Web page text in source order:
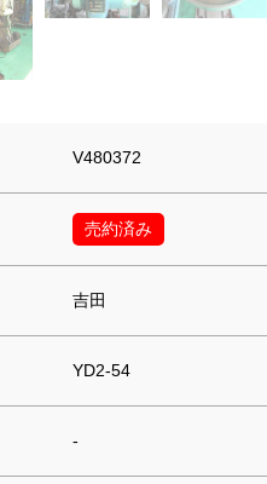
V480372
売約済み
吉田
YD2-54
-